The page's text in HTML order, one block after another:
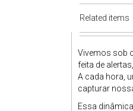
Related items
Vivemos sob
feita de
A cada hora,
capturar
Essa